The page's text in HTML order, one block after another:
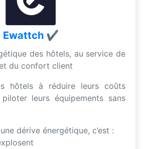
Ewattch ✔
des hôtels, au service de
du confort client
hôtels à réduire leurs coûts
leurs équipements sans
dérive énergétique, c’est :